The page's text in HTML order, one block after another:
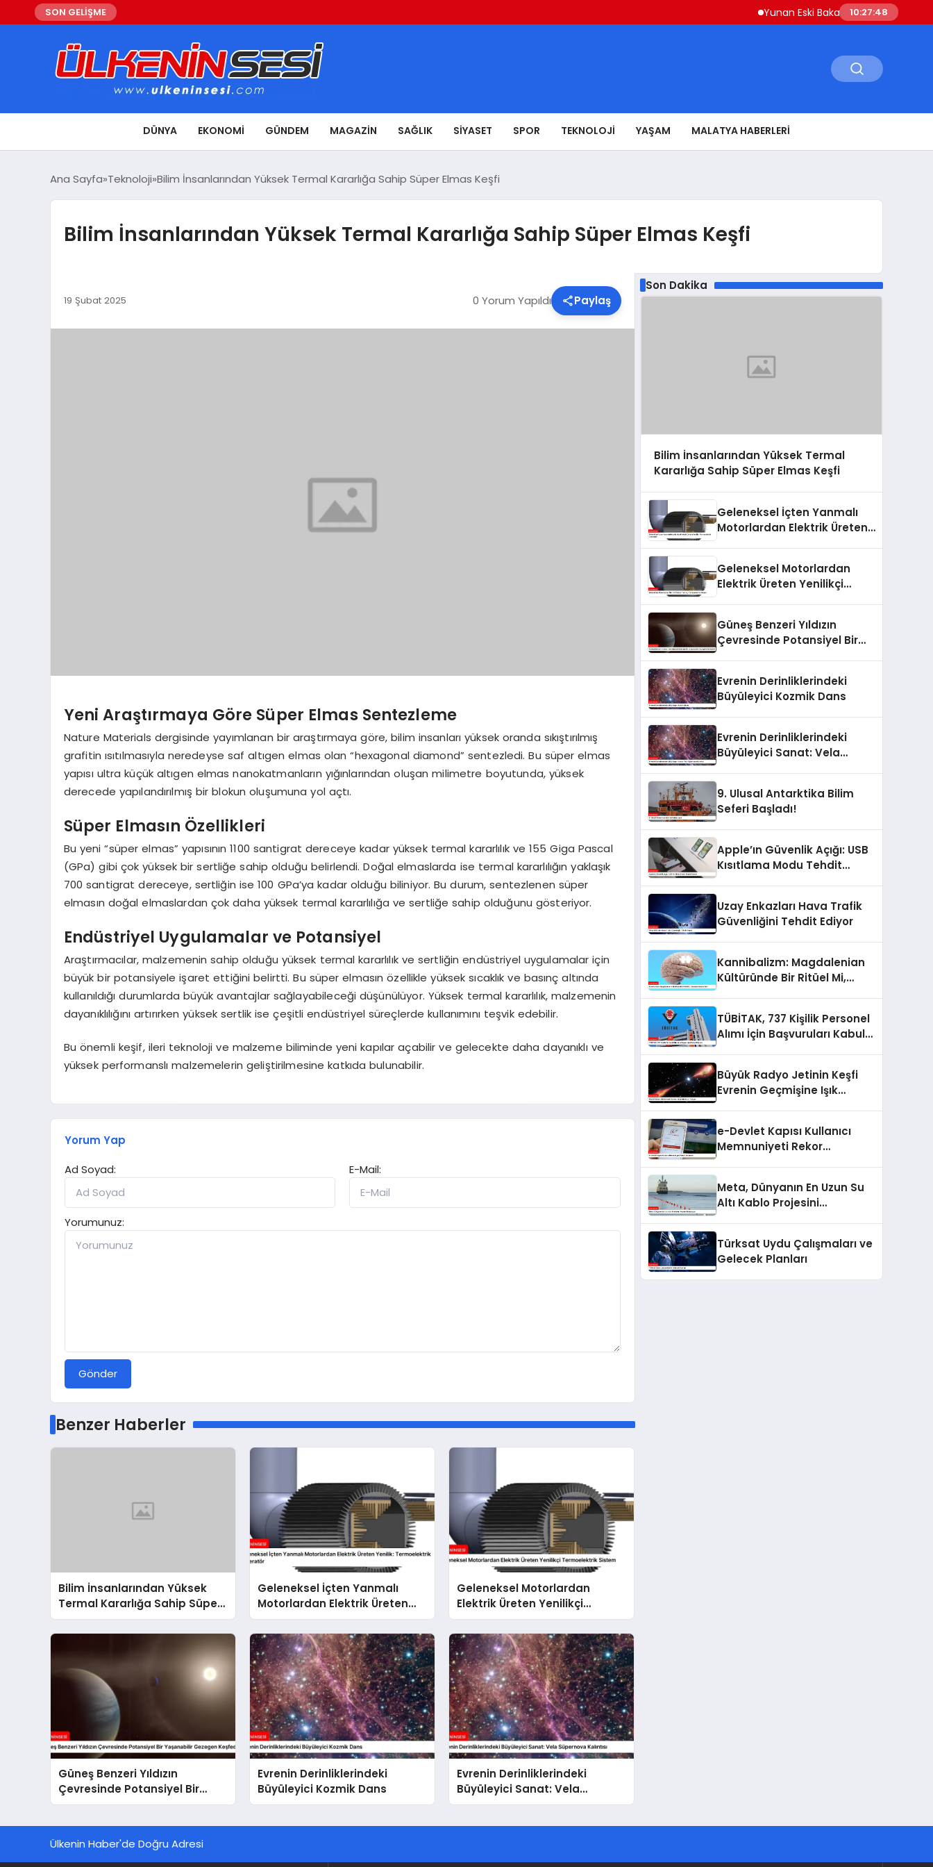
SON GELİŞME Yunan Eski Bakan Varoufakis’ten
10:27:49
DÜNYA EKONOMI GÜNDEM MAGAZIN SAĞLIK SIYASET SPOR TEKNOLOJI YAŞAM MALATYA HABERLERI
Ana Sayfa Teknoloji Bilim İnsanlarından Yüksek Termal Kararlığa Sahip Süper Elmas Keşfi
Bilim İnsanlarından Yüksek Termal Kararlığa Sahip Süper Elmas Keşfi
19 Şubat 2025 0 Yorum Yapıldı Paylaş
Yeni Araştırmaya Göre Süper Elmas Sentezleme
Nature Materials dergisinde yayımlanan bir araştırmaya göre, bilim insanları yüksek oranda sıkıştırılmış
grafitin ısıtılmasıyla neredeyse saf altıgen elmas olan “hexagonal diamond” sentezledi. Bu süper elmas
yapısı ultra küçük altıgen elmas nanokatmanların yığınlarından oluşan milimetre boyutunda, yüksek
derecede yapılandırılmış bir blokun oluşumuna yol açtı.
Süper Elmasın Özellikleri
Bu yeni “süper elmas” yapısının 1100 santigrat dereceye kadar yüksek termal kararlılık ve 155 Giga Pascal
(GPa) gibi çok yüksek bir sertliğe sahip olduğu belirlendi. Doğal elmaslarda ise termal kararlılığın yaklaşık
700 santigrat dereceye, sertliğin ise 100 GPa’ya kadar olduğu biliniyor. Bu durum, sentezlenen süper
elmasın doğal elmaslardan çok daha yüksek termal kararlılığa ve sertliğe sahip olduğunu gösteriyor.
Endüstriyel Uygulamalar ve Potansiyel
Araştırmacılar, malzemenin sahip olduğu yüksek termal kararlılık ve sertliğin endüstriyel uygulamalar için
büyük bir potansiyele işaret ettiğini belirtti. Bu süper elmasın özellikle yüksek sıcaklık ve basınç altında
kullanıldığı durumlarda büyük avantajlar sağlayabileceği düşünülüyor. Yüksek termal kararlılık, malzemenin
dayanıklılığını artırırken yüksek sertlik ise çeşitli endüstriyel süreçlerde kullanımını teşvik edebilir.
Bu önemli keşif, ileri teknoloji ve malzeme biliminde yeni kapılar açabilir ve gelecekte daha dayanıklı ve
yüksek performanslı malzemelerin geliştirilmesine katkıda bulunabilir.
Yorum Yap
Ad Soyad:
E-Mail:
Yorumunuz:
Gönder
Benzer Haberler
Bilim İnsanlarından Yüksek
Termal Kararlığa Sahip Süper
Elmas Keşfi
Geleneksel İçten Yanmalı
Motorlardan Elektrik Üreten
Yenilik: Termoelektrik
Jeneratör
Geleneksel Motorlardan
Elektrik Üreten Yenilikçi
Termoelektrik Sistem
Güneş Benzeri Yıldızın
Çevresinde Potansiyel Bir
Yaşanabilir Gezegen
Evrenin Derinliklerindeki
Büyüleyici Kozmik Dans
Evrenin Derinliklerindeki
Büyüleyici Sanat: Vela
Süpernova Kalıntısı
Son Dakika
Bilim İnsanlarından Yüksek Termal
Kararlığa Sahip Süper Elmas Keşfi
Geleneksel İçten Yanmalı
Motorlardan Elektrik Üreten
Geleneksel Motorlardan
Elektrik Üreten Yenilikçi
Güneş Benzeri Yıldızın
Çevresinde Potansiyel Bir
Evrenin Derinliklerindeki
Büyüleyici Kozmik Dans
Evrenin Derinliklerindeki
Büyüleyici Sanat: Vela
9. Ulusal Antarktika Bilim
Seferi Başladı!
Apple’ın Güvenlik Açığı: USB
Kısıtlama Modu Tehdit
Uzay Enkazları Hava Trafik
Güvenliğini Tehdit Ediyor
Kannibalizm: Magdalenian
Kültüründe Bir Ritüel Mi,
TÜBİTAK, 737 Kişilik Personel
Alımı İçin Başvuruları Kabul
Büyük Radyo Jetinin Keşfi
Evrenin Geçmişine Işık
e-Devlet Kapısı Kullanıcı
Memnuniyeti Rekor
Meta, Dünyanın En Uzun Su
Altı Kablo Projesini
Türksat Uydu Çalışmaları ve
Gelecek Planları
Ülkenin Haber'de Doğru Adresi